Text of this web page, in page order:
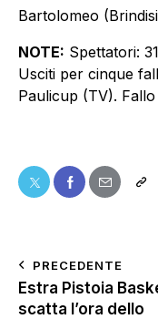
Bartolomeo
NOTE: Spettatori:
Usciti per cinque
Paulicup (TV). Fallo
PRECEDENTE
Estra Pistoia
scatta l’ora dello